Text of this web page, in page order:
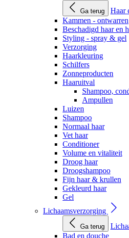
Ga terug
Haar
Kammen - ontwarren
Beschadigd haar en
Styling - spray & gel
Verzorging
Haarkleuring
Schilfers
Zonneproducten
Haaruitval
Shampoo,
Ampullen
Luizen
Shampoo
Normaal haar
Vet haar
Conditioner
Volume en vitaliteit
Droog haar
Droogshampoo
Fijn haar & krullen
Gekleurd haar
Gel
Lichaamsverzorging
Ga terug
Bad en douche